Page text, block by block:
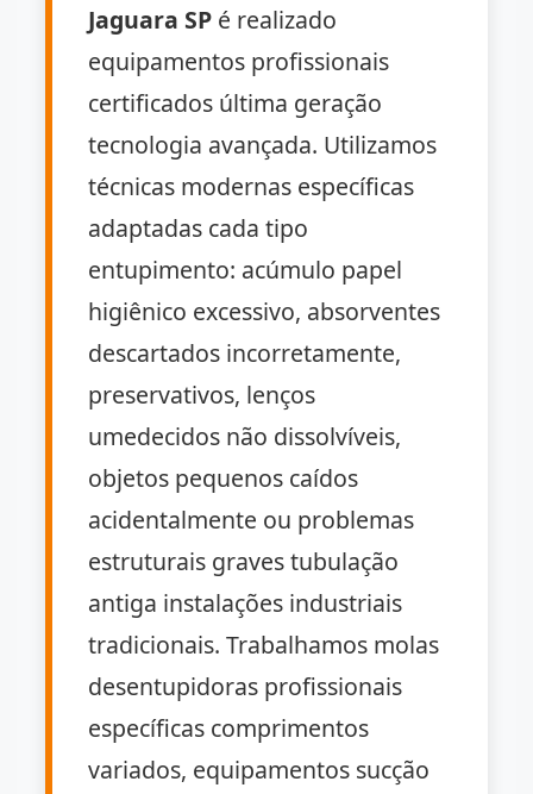
Jaguara SP é realizado
equipamentos profissionais
certificados última geração
tecnologia avançada. Utilizamos
técnicas modernas específicas
adaptadas cada tipo
entupimento: acúmulo papel
higiênico excessivo, absorventes
descartados incorretamente,
preservativos, lenços
umedecidos não dissolvíveis,
objetos pequenos caídos
acidentalmente ou problemas
estruturais graves tubulação
antiga instalações industriais
tradicionais. Trabalhamos molas
desentupidoras profissionais
específicas comprimentos
variados, equipamentos sucção